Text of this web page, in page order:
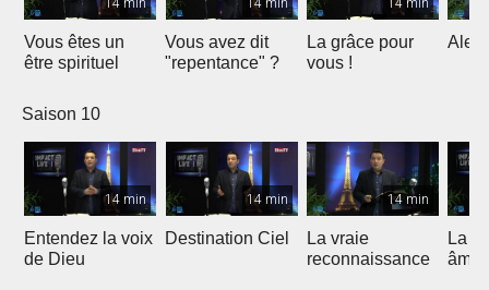
14 min
Vous êtes un
être spirituel
14 min
Vous avez dit
"repentance" ?
14 min
La grâce pour
vous !
Saison 10
14 min
Entendez la voix
de Dieu
14 min
Destination Ciel
14 min
La vraie
reconnaissance
La
âme